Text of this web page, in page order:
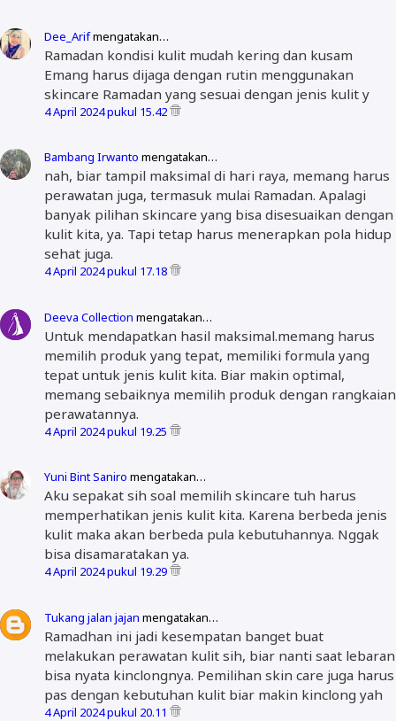
Dee_Arifmengatakan…
Ramadan kondisi kulit mudah kering dan kusam
Emang harus dijaga dengan rutin menggunakan
skincare Ramadan yang sesuai dengan jenis kulit y
4 April 2024 pukul 15.42
Bambang Irwanto mengatakan…
nah, biar tampil maksimal di hari raya, memang harus
perawatan juga, termasuk mulai Ramadan. Apalagi
banyak pilihan skincare yang bisa disesuaikan dengan
kulit kita, ya. Tapi tetap harus menerapkan pola hidup
sehat juga.
4 April 2024 pukul 17.18
Deeva Collection mengatakan…
Untuk mendapatkan hasil maksimal.memang harus
memilih produk yang tepat, memiliki formula yang
tepat untuk jenis kulit kita. Biar makin optimal,
memang sebaiknya memilih produk dengan rangkaian
perawatannya.
4 April 2024 pukul 19.25
Yuni Bint Saniro mengatakan…
Aku sepakat sih soal memilih skincare tuh harus
memperhatikan jenis kulit kita. Karena berbeda jenis
kulit maka akan berbeda pula kebutuhannya. Nggak
bisa disamaratakan ya.
4 April 2024 pukul 19.29
Tukang jalan jajan mengatakan…
Ramadhan ini jadi kesempatan banget buat
melakukan perawatan kulit sih, biar nanti saat lebaran
bisa nyata kinclongnya. Pemilihan skin care juga harus
pas dengan kebutuhan kulit biar makin kinclong yah
4 April 2024 pukul 20.11